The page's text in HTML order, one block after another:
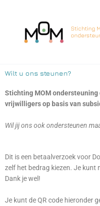
Stichting
Wilt u ons steunen?
Stichting MOM
vrijwilligers op basis van
Wil jij ons ook ondersteunen
Dit is een betaalverzoek voor
zelf het bedrag kiezen. Je kunt
Dank je wel!
Je kunt de QR code hieronder